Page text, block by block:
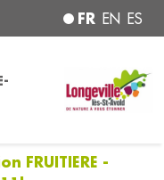
FR EN ES
FRUITIERE -